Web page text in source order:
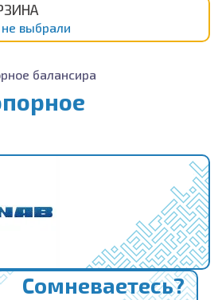
выбрали
балансира
Сомневаетесь?